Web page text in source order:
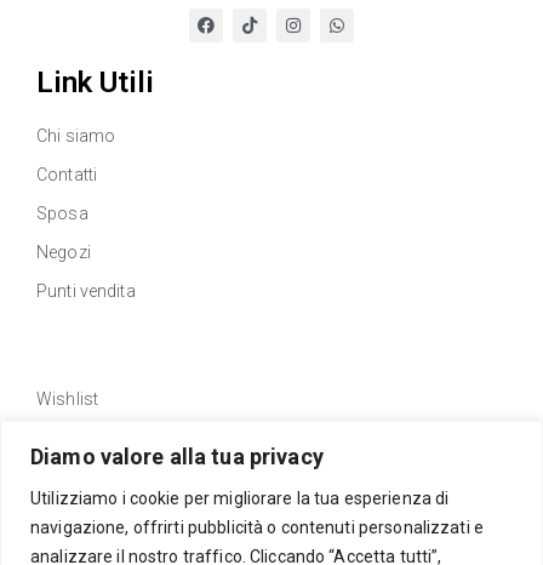
Diamo valore alla tua privacy
Utilizziamo i cookie per migliorare la tua esperienza di
navigazione, offrirti pubblicità o contenuti personalizzati e
analizzare il nostro traffico. Cliccando “Accetta tutti”,
Link Utili
Chi siamo
Contatti
Sposa
Negozi
Punti vendita
Wishlist
Richiedi reso